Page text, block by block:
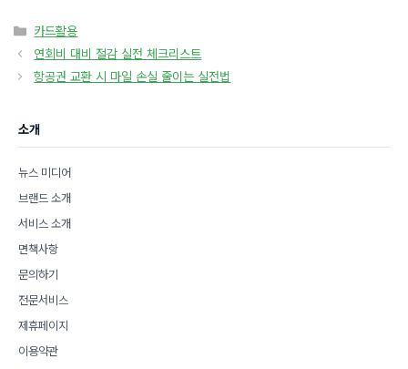
카
테
리
카드활용
연회비 대비 절감 실전 체크리스트
항공권 교환 시 마일 손실 줄이는 실전법
소개
뉴스 미디어
브랜드 소개
서비스 소개
면책사항
문의하기
전문서비스
제휴페이지
이용약관